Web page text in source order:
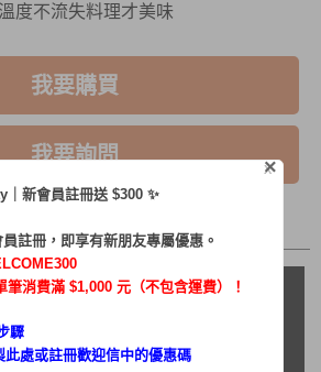
度不流失料理才美味
我要購買
我要詢問
論
×
X
新會員註冊送 $300 ✨
註冊，即享有新朋友專屬優惠。
筆消費滿 $1,000 元（不包含運費）！
驟
此處或註冊歡迎信中的優惠碼